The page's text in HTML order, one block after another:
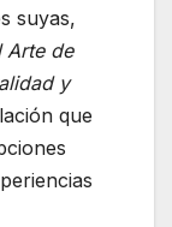
suyas,
Arte de
y
que